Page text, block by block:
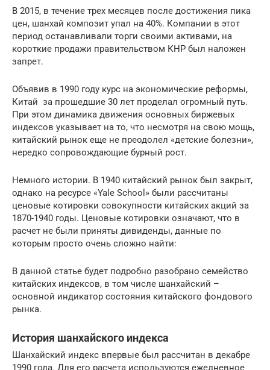
В 2015, в течение трех месяцев после достижения пика
цен, шанхай композит упал на 40%. Компании в этот
период останавливали торги своими активами, на
короткие продажи правительством КНР был наложен
запрет.
Объявив в 1990 году курс на экономические реформы,
Китай за прошедшие 30 лет проделал огромный путь.
При этом динамика движения основных биржевых
индексов указывает на то, что несмотря на свою мощь,
китайский рынок еще не преодолел «детские болезни»,
нередко сопровождающие бурный рост.
Немного истории. В 1940 китайский рынок был закрыт,
однако на ресурсе «Yale School» были рассчитаны
ценовые котировки совокупности китайских акций за
1870-1940 годы. Ценовые котировки означают, что в
расчет не были приняты дивиденды, данные по
которым просто очень сложно найти:
В данной статье будет подробно разобрано семейство
китайских индексов, в том числе шанхайский –
основной индикатор состояния китайского фондового
рынка.
История шанхайского индекса
Шанхайский индекс впервые был рассчитан в декабре
1990 года. Для его расчета используются ежедневное